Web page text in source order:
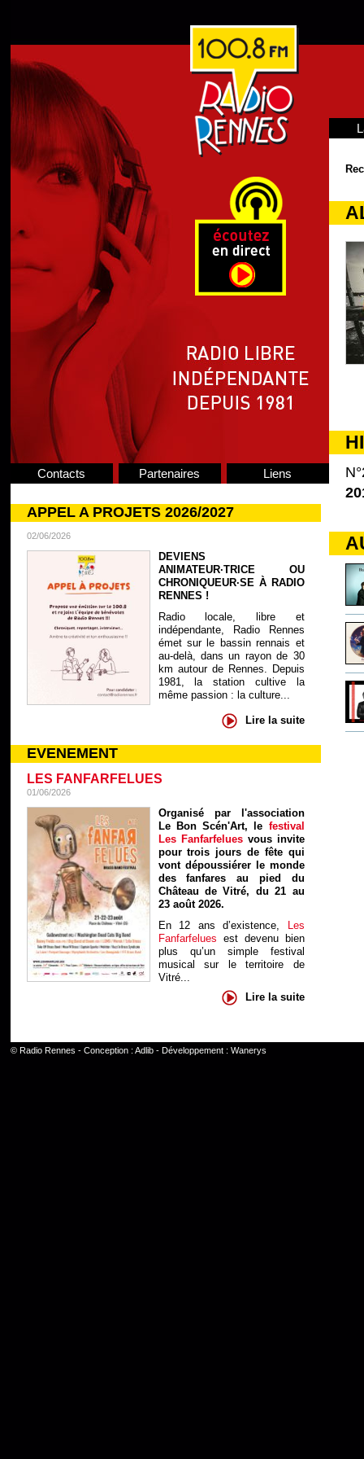
Contacts Partenaires Liens
APPEL A PROJETS 2026/2027
02/06/2026
DEVIENS
ANIMATEUR·TRICE OU
CHRONIQUEUR·SE À RADIO
RENNES !
Radio locale, libre et
indépendante, Radio Rennes
émet sur le bassin rennais et
au-delà, dans un rayon de 30
km autour de Rennes. Depuis
1981, la station cultive la
même passion : la culture...
Lire la suite
EVENEMENT
LES FANFARFELUES
01/06/2026
Organisé par l'association
Le Bon Scén'Art, le festival
Les Fanfarfelues vous invite
pour trois jours de fête qui
vont dépoussiérer le monde
des fanfares au pied du
Château de Vitré, du 21 au
23 août 2026.
En 12 ans d’existence, Les
Fanfarfelues est devenu bien
plus qu’un simple festival
musical sur le territoire de
Vitré...
Lire la suite
© Radio Rennes - Conception : Adlib- Développement : Wanerys